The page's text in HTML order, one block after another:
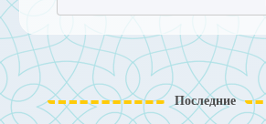
Последние